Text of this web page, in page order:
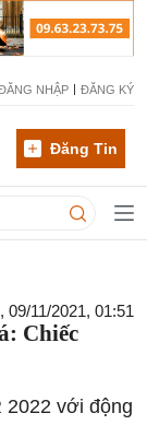
NHẬP ĐĂNG KÝ
Đăng Tin
09/11/2021, 01:51
Chiếc
2022 với động